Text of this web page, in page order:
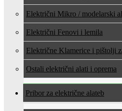
Električni Mikro / modelarski
Električni Fenovi i lemila
Električne Klamerice i pištolji
Ostali električni alati i oprema
Pribor za električne alate